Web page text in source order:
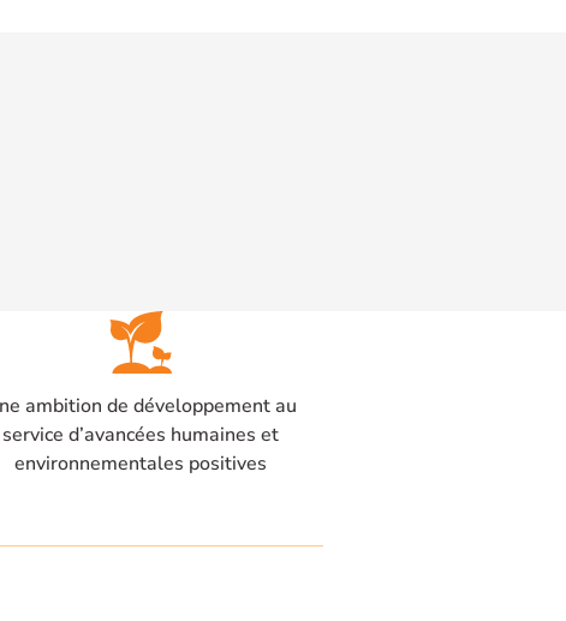
ambition de développement au
service d’avancées humaines et
environnementales positives